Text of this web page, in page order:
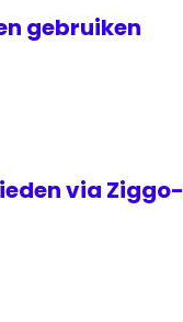
gebruiken
via Ziggo-